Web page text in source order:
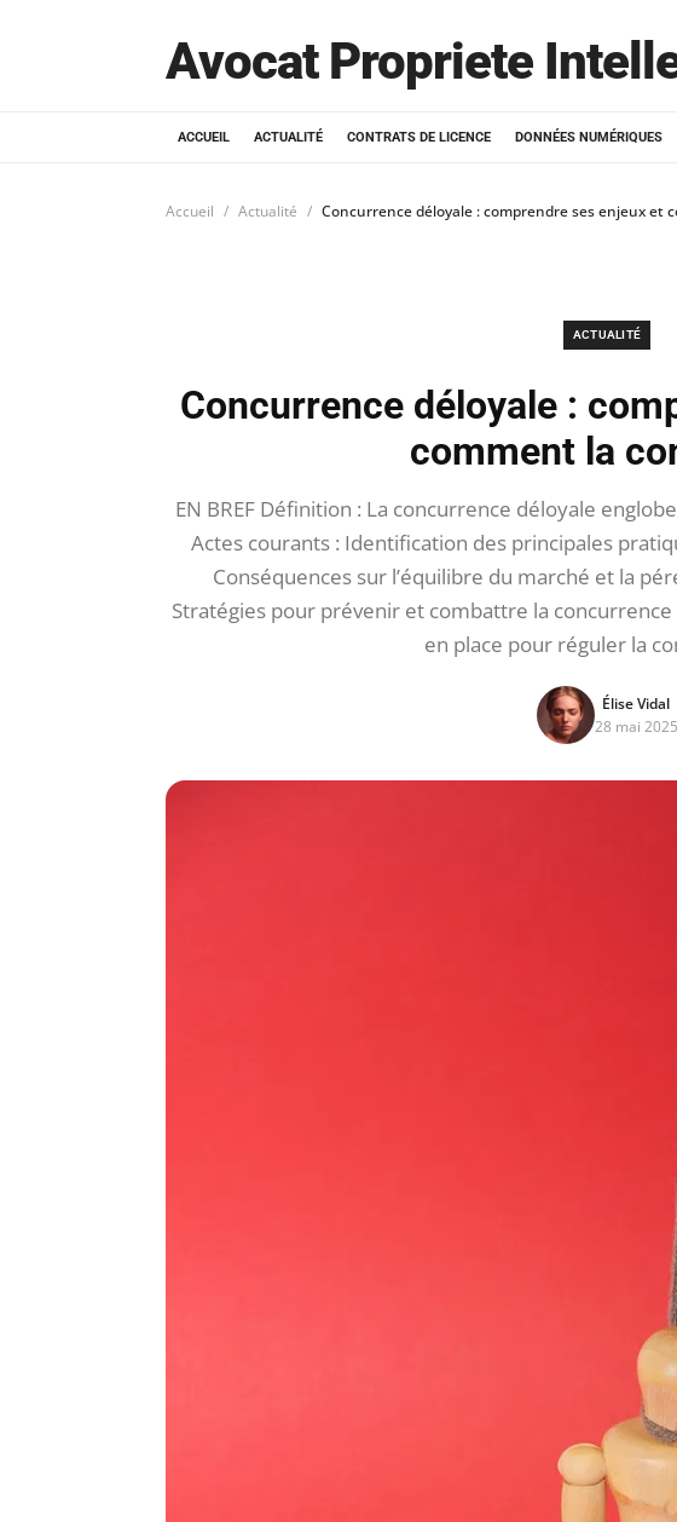
Avocat Propriete
ACCUEIL ACTUALITÉ CONTRATS DE LICENCE DONNÉES NUMÉRIQUES
Accueil Actualité Concurrence déloyale : comprendre ses enjeux et
ACTUALITÉ
Concurrence déloyale :
comment la
EN BREF Définition : La concurrence déloyale
Actes courants : Identification des principales
Conséquences sur l’équilibre du marché et la
Stratégies pour prévenir et combattre la
en place pour réguler la
Élise Vidal
28 mai 2025